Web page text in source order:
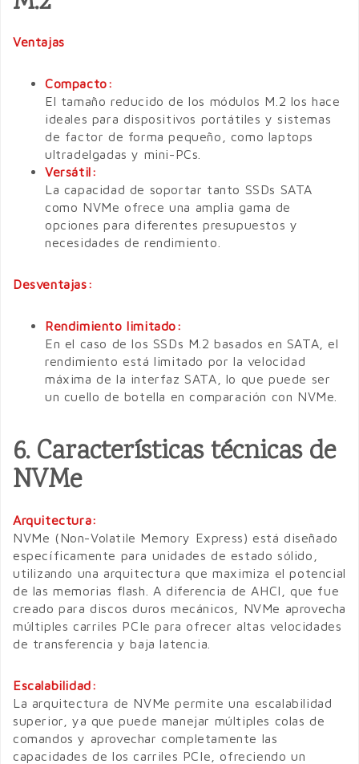
Ventajas
Compacto:
El tamaño reducido de los módulos M.2 los hace
ideales para dispositivos portátiles y sistemas
de factor de forma pequeño, como laptops
ultradelgadas y mini-PCs.
Versátil:
La capacidad de soportar tanto SSDs SATA
como NVMe ofrece una amplia gama de
opciones para diferentes presupuestos y
necesidades de rendimiento.
Desventajas:
Rendimiento limitado:
En el caso de los SSDs M.2 basados en SATA, el
rendimiento está limitado por la velocidad
máxima de la interfaz SATA, lo que puede ser
un cuello de botella en comparación con NVMe.
6. Características técnicas de
NVMe
Arquitectura:
NVMe (Non-Volatile Memory Express) está diseñado
específicamente para unidades de estado sólido,
utilizando una arquitectura que maximiza el potencial
de las memorias flash. A diferencia de AHCI, que fue
creado para discos duros mecánicos, NVMe aprovecha
múltiples carriles PCIe para ofrecer altas velocidades
de transferencia y baja latencia.
Escalabilidad:
La arquitectura de NVMe permite una escalabilidad
superior, ya que puede manejar múltiples colas de
comandos y aprovechar completamente las
capacidades de los carriles PCIe, ofreciendo un